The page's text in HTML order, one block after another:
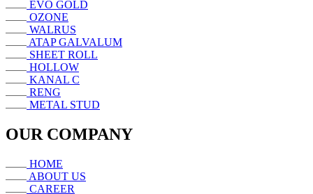
EVO GOLD
OZONE
WALRUS
ATAP GALVALUM
SHEET ROLL
HOLLOW
KANAL C
RENG
METAL STUD
OUR COMPANY
HOME
ABOUT US
CAREER